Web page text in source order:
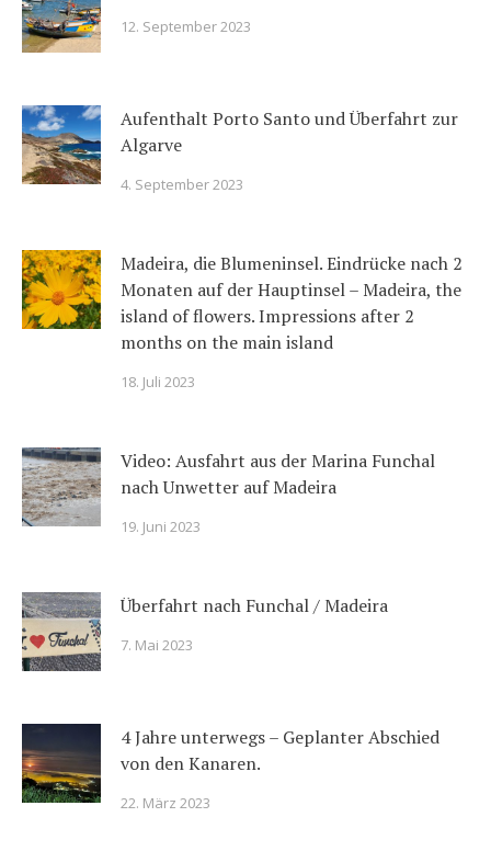
12. September 2023
Aufenthalt Porto Santo und Überfahrt zur
Algarve
4. September 2023
Madeira, die Blumeninsel. Eindrücke nach 2
Monaten auf der Hauptinsel – Madeira, the
island of flowers. Impressions after 2
months on the main island
18. Juli 2023
Video: Ausfahrt aus der Marina Funchal
nach Unwetter auf Madeira
19. Juni 2023
Überfahrt nach Funchal / Madeira
7. Mai 2023
4 Jahre unterwegs – Geplanter Abschied
von den Kanaren.
22. März 2023